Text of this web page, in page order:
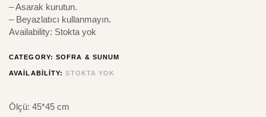
– Asarak kurutun.
– Beyazlatıcı kullanmayın.
Availability: Stokta yok
CATEGORY: SOFRA & SUNUM
AVAILABILITY:STOKTA YOK
Ölçü: 45*45 cm